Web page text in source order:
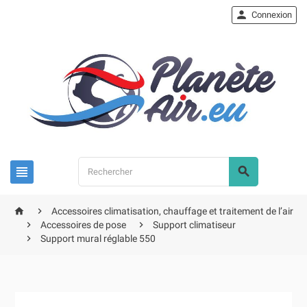
 
 Connexion
 
Accessoires climatisation, chauffage et traitement de l’air

Accessoires de pose 
Support climatiseur

Support mural réglable 550